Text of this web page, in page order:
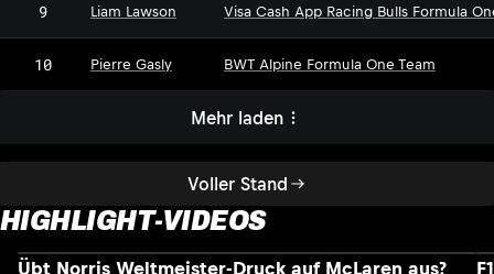
Voller Stand
9 Liam Lawson Visa Cash App Racing Bulls Formula
10 Pierre Gasly BWT Alpine Formula One Team
Mehr laden
HIGHLIGHT-VIDEOS
Übt Norris Weltmeister-Druck auf McLaren aus?